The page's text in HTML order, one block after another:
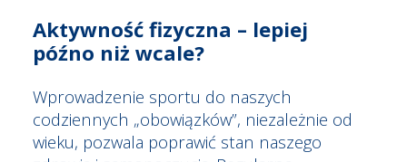
Aktywność fizyczna – lepiej
późno niż wcale?
Wprowadzenie sportu do naszych
codziennych „obowiązków”, niezależnie od
wieku, pozwala poprawić stan naszego